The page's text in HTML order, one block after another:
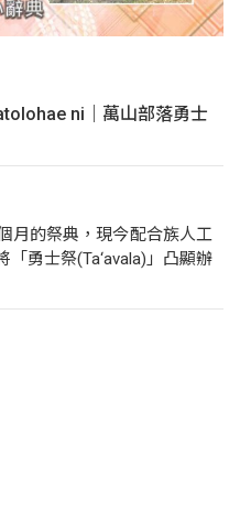
ni｜萬山部落勇士
月的祭典，現今配合族人工
勇士祭(Ta‘avala)」凸顯辦